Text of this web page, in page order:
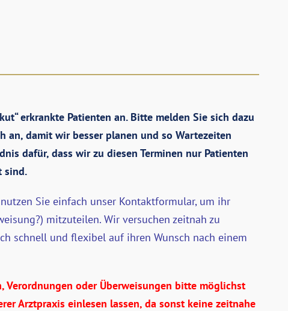
erkrankte Patienten an. Bitte melden Sie sich dazu
an, damit wir besser planen und so Wartezeiten
dafür, dass wir zu diesen Terminen nur Patienten
sind.
Sie einfach unser Kontaktformular, um ihr
mitzuteilen. Wir versuchen zeitnah zu
schnell und flexibel auf ihren Wunsch nach einem
Verordnungen oder Überweisungen bitte möglichst
Arztpraxis einlesen lassen, da sonst keine zeitnahe